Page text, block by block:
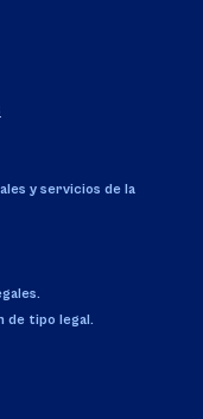
y servicios de la
de tipo legal.